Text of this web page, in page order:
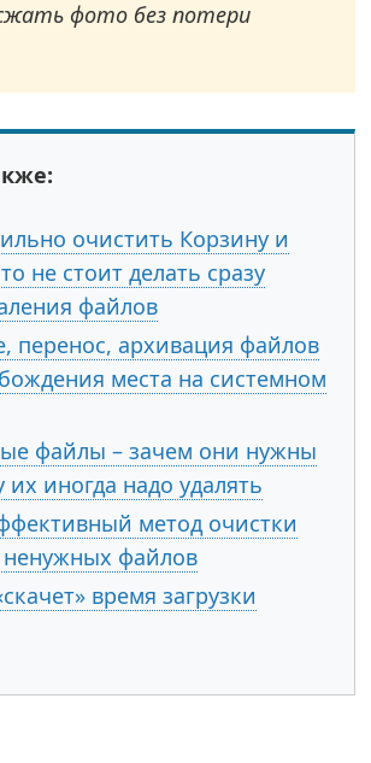
фото без потери
очистить Корзину и
не стоит делать сразу
файлов
перенос, архивация файлов
места на системном
файлы – зачем они нужны
иногда надо удалять
метод очистки
ненужных файлов
время загрузки